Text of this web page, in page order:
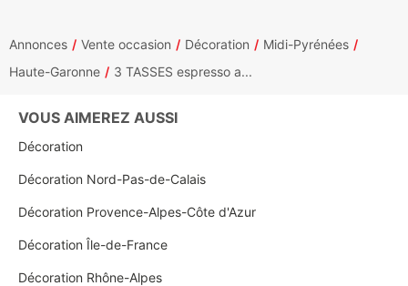
Annonces Vente occasion Décoration
Midi-Pyrénées
Haute-Garonne
3 TASSES espresso a...
VOUS AIMEREZ AUSSI
Décoration
Décoration Nord-Pas-de-Calais
Décoration Provence-Alpes-Côte d'Azur
Décoration Île-de-France
Décoration Rhône-Alpes